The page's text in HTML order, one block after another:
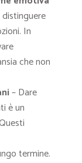
In
che non
– Dare
è un
termine.